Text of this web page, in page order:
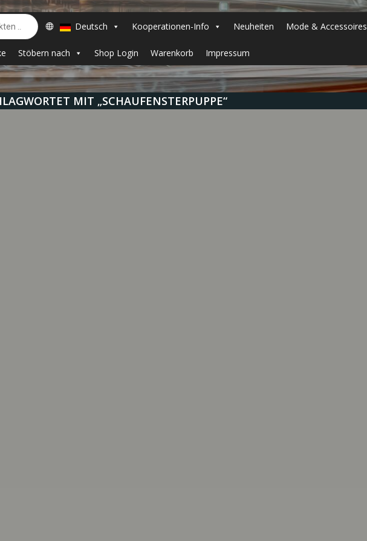
Deutsch Kooperationen-Info Neuheiten Mode & Accessoires
Stöbern nach Shop Login Warenkorb Impressum
MIT „SCHAUFENSTERPUPPE“